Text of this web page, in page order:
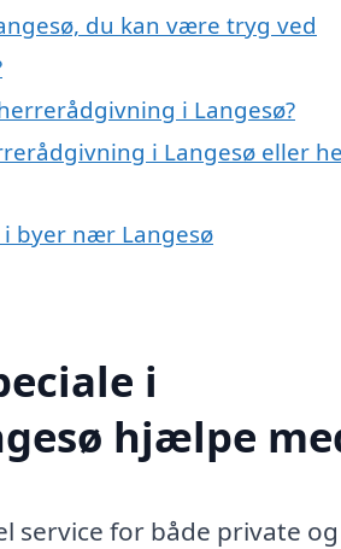
du kan være tryg ved
i Langesø?
i Langesø eller
byer nær Langesø
i
hjælpe
service for både private